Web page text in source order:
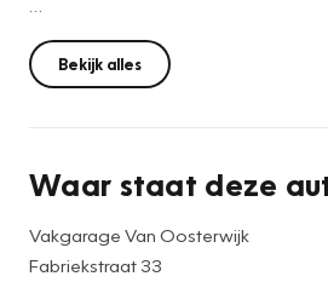
In onze showroom is altijd een
occasions aanwezig. Alle merken en
vertegenwoordigd. De
we nieuwe en gebruikte auto’s aan
rijders.
Graag vooraf aan uw bezoek even
Bekijk alles
Waar staat deze
Vakgarage Van Oosterwijk
Fabriekstraat 33